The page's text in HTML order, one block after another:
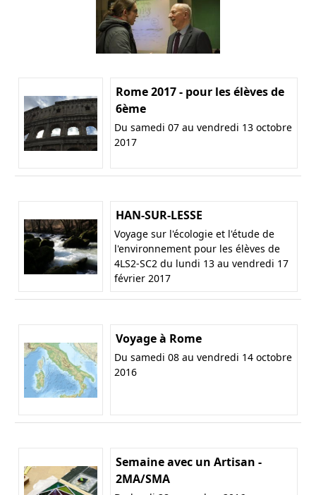
Rome 2017 - pour les élèves de
6ème
Du samedi 07 au vendredi 13 octobre
2017
HAN-SUR-LESSE
Voyage sur l'écologie et l'étude de
l'environnement pour les élèves de
4LS2-SC2 du lundi 13 au vendredi 17
février 2017
Voyage à Rome
Du samedi 08 au vendredi 14 octobre
2016
Semaine avec un Artisan -
2MA/SMA